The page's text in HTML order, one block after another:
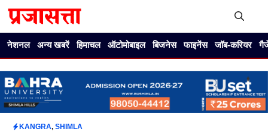
नेशनल अन्य खबरें हिमाचल ऑटोमोबाइल बिजनेस फाइनेंस जॉब-करियर
KANGRA, SHIMLA